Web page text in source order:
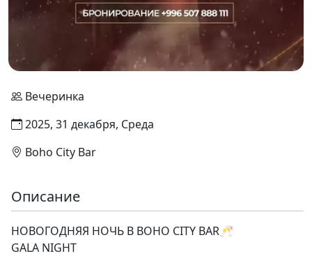
Вечеринка
2025, 31 декабря, Среда
Boho City Bar
Описание
НОВОГОДНЯЯ НОЧЬ В BOHO CITY BAR🥂
GALA NIGHT